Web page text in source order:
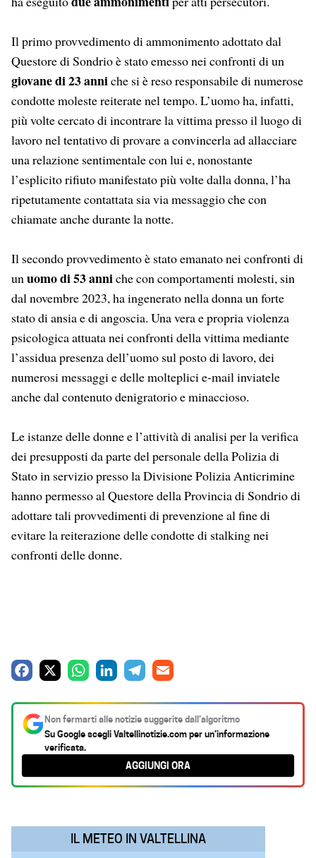
Il primo provvedimento di ammonimento adottato dal
Questore di Sondrio è stato emesso nei confronti di un
giovane di 23 anniche si è reso responsabile di numerose
condotte moleste reiterate nel tempo. L’uomo ha, infatti,
più volte cercato di incontrare la vittima presso il luogo di
lavoro nel tentativo di provare a convincerla ad allacciare
una relazione sentimentale con lui e, nonostante
l’esplicito rifiuto manifestato più volte dalla donna, l’ha
ripetutamente contattata sia via messaggio che con
chiamate anche durante la notte.
Il secondo provvedimento è stato emanato nei confronti di
un uomo di 53 anniche con comportamenti molesti, sin
dal novembre 2023, ha ingenerato nella donna un forte
stato di ansia e di angoscia. Una vera e propria violenza
psicologica attuata nei confronti della vittima mediante
l’assidua presenza dell’uomo sul posto di lavoro, dei
numerosi messaggi e delle molteplici e-mail inviatele
anche dal contenuto denigratorio e minaccioso.
Le istanze delle donne e l’attività di analisi per la verifica
dei presupposti da parte del personale della Polizia di
Stato in servizio presso la Divisione Polizia Anticrimine
hanno permesso al Questore della Provincia di Sondrio di
adottare tali provvedimenti di prevenzione al fine di
evitare la reiterazione delle condotte di stalking nei
confronti delle donne.
c
e
b
o
X
W
t
s
A
k
e
d
e
g
r
a
i
l
Non fermarti alle notizie suggerite dall’algoritmo
Su Google scegliValtellinotizie.comper un’informazione
verificata.
AGGIUNGI ORA
IL METEO IN VALTELLINA